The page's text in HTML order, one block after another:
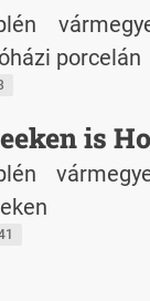
porcelán
is